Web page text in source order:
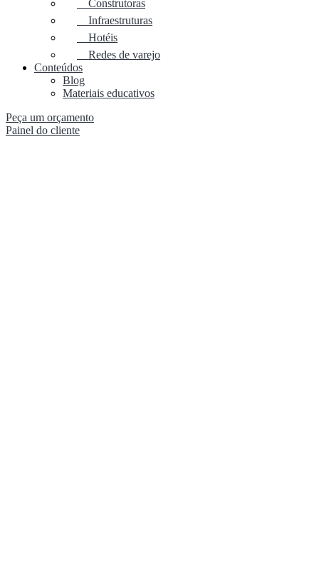
Construtoras
Infraestruturas
Hotéis
Redes de varejo
Conteúdos
Blog
Materiais educativos
Peça um orçamento
Painel do cliente